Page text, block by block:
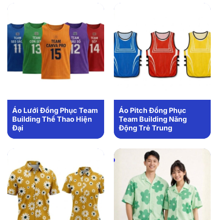
Áo Lưới Đồng Phục Team
Building Thể Thao Hiện
Đại
Áo Pitch Đồng Phục
Team Building Năng
Động Trẻ Trung